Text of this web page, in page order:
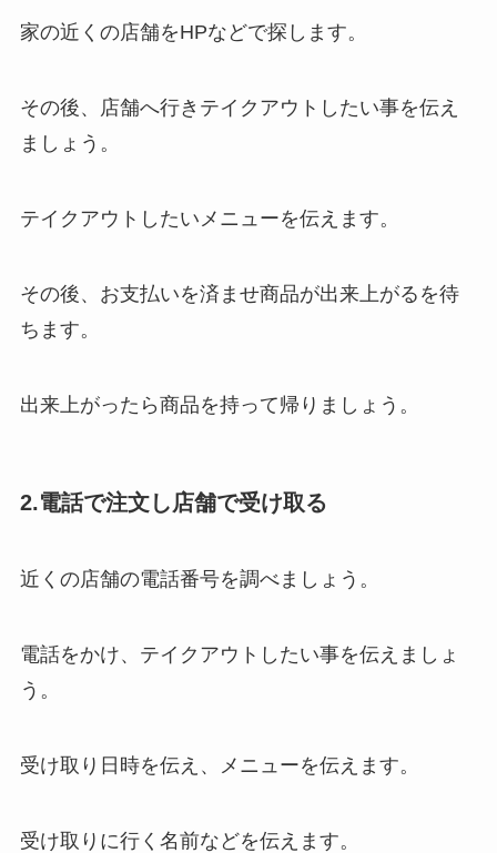
家の近くの店舗をHPなどで探します。
その後、店舗へ行きテイクアウトしたい事を伝え
ましょう。
テイクアウトしたいメニューを伝えます。
その後、お支払いを済ませ商品が出来上がるを待
ちます。
出来上がったら商品を持って帰りましょう。
2.電話で注文し店舗で受け取る
近くの店舗の電話番号を調べましょう。
電話をかけ、テイクアウトしたい事を伝えましょ
う。
受け取り日時を伝え、メニューを伝えます。
受け取りに行く名前などを伝えます。